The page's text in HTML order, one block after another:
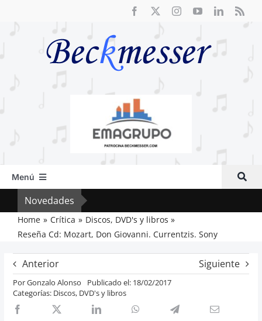
Menú
Inicio
Actual
Artículos
Crítica
Previos de ópera
Entrevistas
Recomendación
Novedades
Home Crítica
Discos, DVD's y libros
Reseña Cd: Mozart, Don Giovanni. Currentzis. Sony
Anterior Siguiente
PorGonzalo Alonso
Publicado el: 18/02/2017
Categorías: Discos, DVD's y libros